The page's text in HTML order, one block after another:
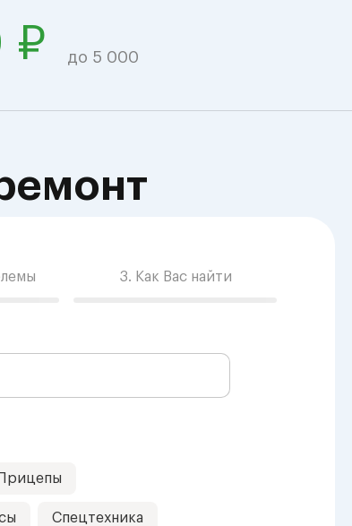
₽ до 5 000
3. Как Вас найти
Прицепы
Спецтехника